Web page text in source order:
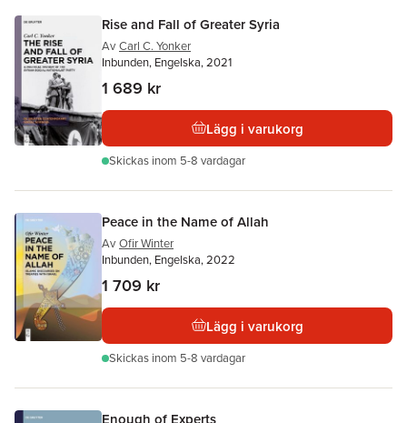
Rise and Fall of Greater Syria
Av Carl C. Yonker
Inbunden, Engelska, 2021
1 689 kr
Lägg i varukorg
Skickas inom 5-8 vardagar
Peace in the Name of Allah
Av Ofir Winter
Inbunden, Engelska, 2022
1 709 kr
Lägg i varukorg
Skickas inom 5-8 vardagar
Enough of Experts